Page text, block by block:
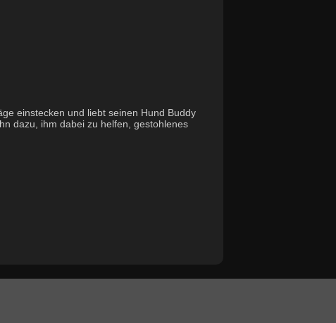
einstecken und liebt seinen Hund Buddy
dazu, ihm dabei zu helfen, gestohlenes